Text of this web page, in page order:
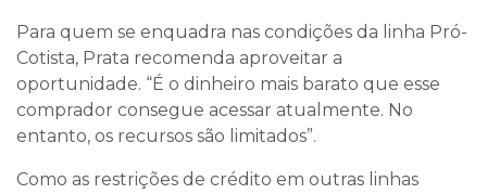
Para quem se enquadra nas condições da linha Pró-
Cotista, Prata recomenda aproveitar a
oportunidade. “É o dinheiro mais barato que esse
comprador consegue acessar atualmente. No
entanto, os recursos são limitados”.
Como as restrições de crédito em outras linhas